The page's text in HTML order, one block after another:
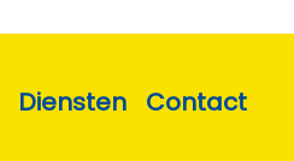
Diensten Contact